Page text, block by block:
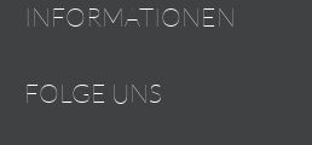
INFORMATIONEN
FOLGE UNS